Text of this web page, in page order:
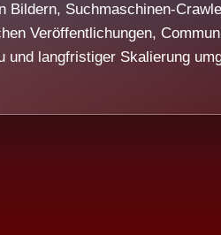
Bildern, Suchmaschinen-
Veröffentlichungen,
und langfristiger Skalierung